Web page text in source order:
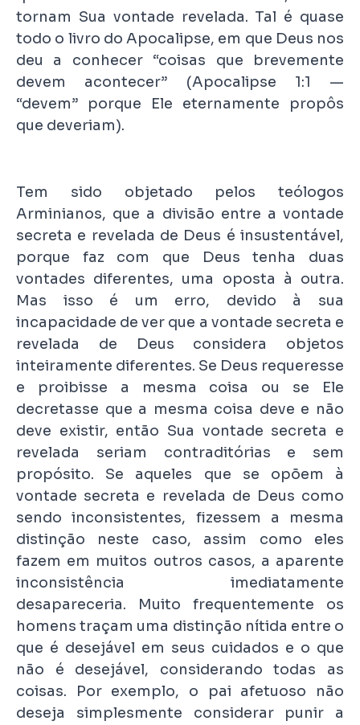
tornam Sua vontade revelada. Tal é quase
todo o livro do Apocalipse, em que Deus nos
deu a conhecer “coisas que brevemente
devem acontecer” (Apocalipse 1:1 —
“devem” porque Ele eternamente propôs
que deveriam).
Tem sido objetado pelos teólogos
Arminianos, que a divisão entre a vontade
secreta e revelada de Deus é insustentável,
porque faz com que Deus tenha duas
vontades diferentes, uma oposta à outra.
Mas isso é um erro, devido à sua
incapacidade de ver que a vontade secreta e
revelada de Deus considera objetos
inteiramente diferentes. Se Deus requeresse
e proibisse a mesma coisa ou se Ele
decretasse que a mesma coisa deve e não
deve existir, então Sua vontade secreta e
revelada seriam contraditórias e sem
propósito. Se aqueles que se opõem à
vontade secreta e revelada de Deus como
sendo inconsistentes, fizessem a mesma
distinção neste caso, assim como eles
fazem em muitos outros casos, a aparente
inconsistência imediatamente
desapareceria. Muito frequentemente os
homens traçam uma distinção nítida entre o
que é desejável em seus cuidados e o que
não é desejável, considerando todas as
coisas. Por exemplo, o pai afetuoso não
deseja simplesmente considerar punir a